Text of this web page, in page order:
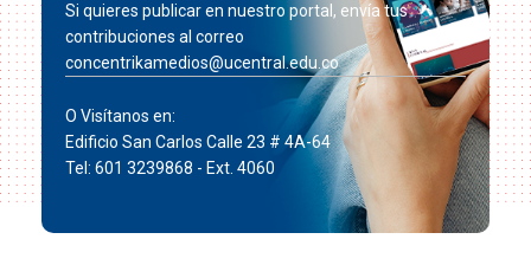
Si quieres publicar en nuestro portal, envía tus
contribuciones al correo
concentrikamedios@ucentral.edu.co
O Visítanos en:
Edificio San Carlos Calle 23 # 4A-64
Tel: 601 3239868 - Ext. 4060